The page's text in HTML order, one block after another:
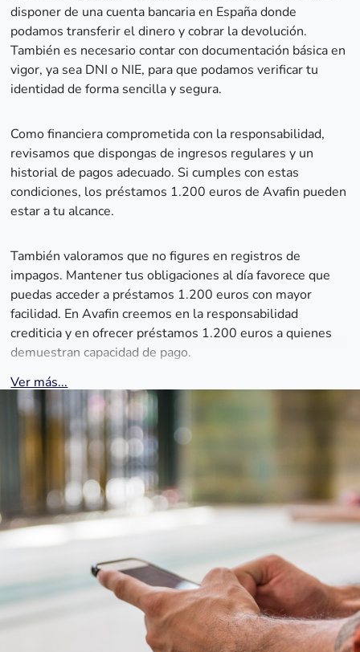
disponer de una cuenta bancaria en España donde
podamos transferir el dinero y cobrar la devolución.
También es necesario contar con documentación básica en
vigor, ya sea DNI o NIE, para que podamos verificar tu
identidad de forma sencilla y segura.
Como financiera comprometida con la responsabilidad,
revisamos que dispongas de ingresos regulares y un
historial de pagos adecuado. Si cumples con estas
condiciones, los préstamos 1.200 euros de Avafin pueden
estar a tu alcance.
También valoramos que no figures en registros de
impagos. Mantener tus obligaciones al día favorece que
puedas acceder a préstamos 1.200 euros con mayor
facilidad. En Avafin creemos en la responsabilidad
crediticia y en ofrecer préstamos 1.200 euros a quienes
demuestran capacidad de pago.
Ver más...